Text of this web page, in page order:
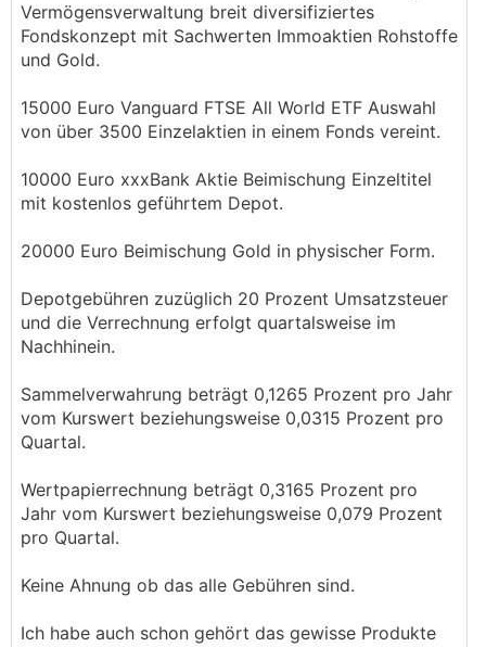
Vermögensverwaltung breit diversifiziertes
Fondskonzept mit Sachwerten Immoaktien Rohstoffe
und Gold.
15000 Euro Vanguard FTSE All World ETF Auswahl
von über 3500 Einzelaktien in einem Fonds vereint.
10000 Euro xxxBank Aktie Beimischung Einzeltitel
mit kostenlos geführtem Depot.
20000 Euro Beimischung Gold in physischer Form.
Depotgebühren zuzüglich 20 Prozent Umsatzsteuer
und die Verrechnung erfolgt quartalsweise im
Nachhinein.
Sammelverwahrung beträgt 0,1265 Prozent pro Jahr
vom Kurswert beziehungsweise 0,0315 Prozent pro
Quartal.
Wertpapierrechnung beträgt 0,3165 Prozent pro
Jahr vom Kurswert beziehungsweise 0,079 Prozent
pro Quartal.
Keine Ahnung ob das alle Gebühren sind.
Ich habe auch schon gehört das gewisse Produkte